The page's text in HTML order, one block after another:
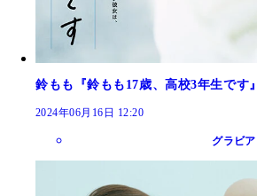
鈴もも『鈴もも17歳、高校3年生です』
2024年06月16日 12:20
グラビア